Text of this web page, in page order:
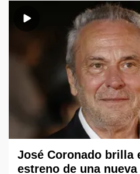
José Coronado brilla
estreno de una